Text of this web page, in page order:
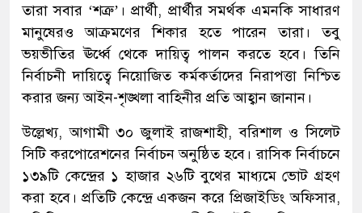
তারা সবার ‘শত্রু’। প্রার্থী, প্রার্থীর সমর্থক এমনকি সাধারণ
মানুষেরও আক্রমণের শিকার হতে পারেন তারা। তবু
ভয়ভীতির ঊর্ধ্বে থেকে দায়িত্ব পালন করতে হবে। তিনি
নির্বাচনী দায়িত্বে নিয়োজিত কর্মকর্তাদের নিরাপত্তা নিশ্চিত
করার জন্য আইন-শৃঙ্খলা বাহিনীর প্রতি আহ্বান জানান।
উল্লেখ্য, আগামী ৩০ জুলাই রাজশাহী, বরিশাল ও সিলেট
সিটি করপোরেশনের নির্বাচন অনুষ্ঠিত হবে। রাসিক নির্বাচনে
১৩৯টি কেন্দ্রের ১ হাজার ২৬টি বুথের মাধ্যমে ভোট গ্রহণ
করা হবে। প্রতিটি কেন্দ্রে একজন করে প্রিজাইডিং অফিসার,